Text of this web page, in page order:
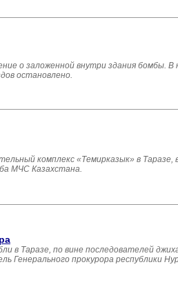
о заложенной внутри здания бомбы.
остановлено.
комплекс «Темирказык» в Таразе,
МЧС Казахстана.
в Таразе, по вине последователей
Генерального прокурора республики